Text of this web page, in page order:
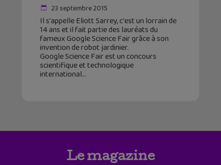
23 septembre 2015
Il s'appelle Eliott Sarrey, c'est un lorrain de
14 ans et il fait partie des lauréats du
fameux Google Science Fair grâce à son
invention de robot jardinier.
Google Science Fair est un concours
scientifique et technologique
international
Le magazine